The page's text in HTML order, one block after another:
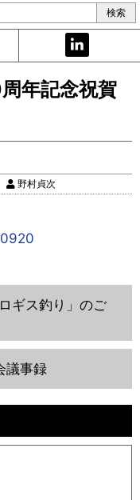
年記念祝賀
野村貞次
0920
ギス釣り」のご
議事録